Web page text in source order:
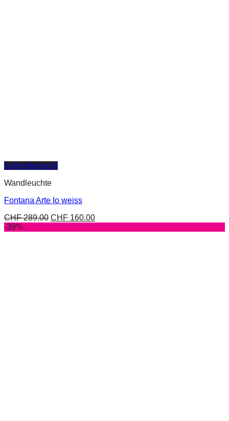
Schnellansicht
Wandleuchte
Fontana Arte Io weiss
CHF289.00 CHF 160.00
-39%